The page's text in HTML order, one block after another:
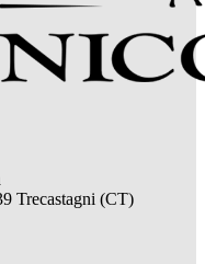
Trecastagni (CT)